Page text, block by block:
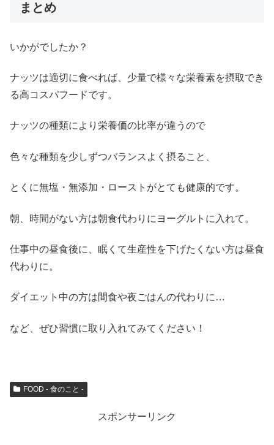
まとめ
いかがでしたか？
ナッツは適切に食べれば、少量で様々な栄養素を摂取でき
る高コスパフードです。
ナッツの種類により栄養価の比率が違うので
色々な種類を少しずつバランスよく摂ること、
とくに無塩・無添加・ローストがとても健康的です。
朝、時間がない方は朝食代わりにヨーグルトに入れて。
仕事中の昼食後に、眠くて生産性を下げたくない方は昼食
代わりに。
ダイエット中の方は間食や夜ごはんの代わりに…
など、ぜひ習慣に取り入れてみてください！
FOOD - 食のこと -
スポンサーリンク